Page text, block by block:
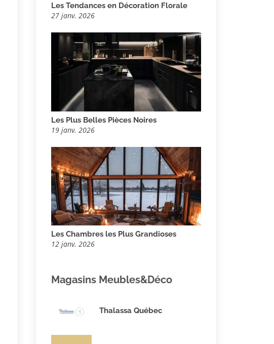
Les Tendances en Décoration Florale
27 janv. 2026
Les Plus Belles Pièces Noires
19 janv. 2026
Les Chambres les Plus Grandioses
12 janv. 2026
Magasins Meubles&Déco
Thalassa Québec